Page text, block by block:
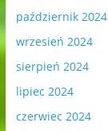
październik 2024
wrzesień 2024
sierpień 2024
lipiec 2024
czerwiec 2024